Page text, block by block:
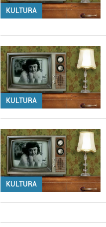
KULTURA
KULTURA
KULTURA